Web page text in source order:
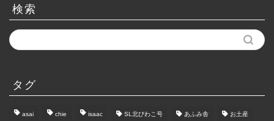
カ
イ
ブ
検索
タグ
asai chie isaac SL北びわこ号 あふみ舎 お土産